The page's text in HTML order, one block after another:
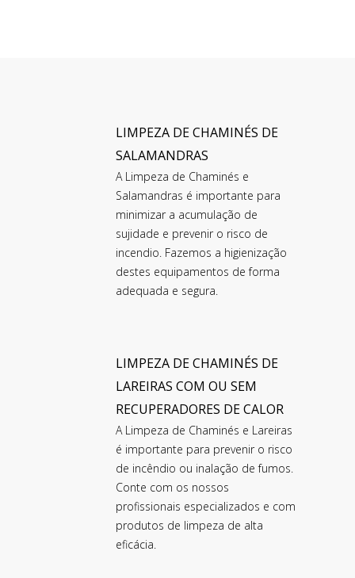
LIMPEZA DE CHAMINÉS DE
SALAMANDRAS
A Limpeza de Chaminés e
Salamandras é importante para
minimizar a acumulação de
sujidade e prevenir o risco de
incendio. Fazemos a higienização
destes equipamentos de forma
adequada e segura.
LIMPEZA DE CHAMINÉS DE
LAREIRAS COM OU SEM
RECUPERADORES DE CALOR
A Limpeza de Chaminés e Lareiras
é importante para prevenir o risco
de incêndio ou inalação de fumos.
Conte com os nossos
profissionais especializados e com
produtos de limpeza de alta
eficácia.